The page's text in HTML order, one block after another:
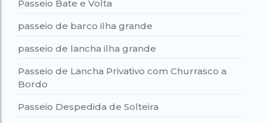
Passeio Bate e Volta
passeio de barco ilha grande
passeio de lancha ilha grande
Passeio de Lancha Privativo com Churrasco a
Bordo
Passeio Despedida de Solteira